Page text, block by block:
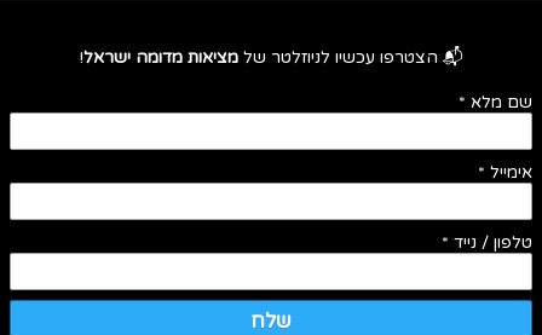
📬 הצטרפו עכשיו לניוזלטר של מציאות מדומה ישראל!
שם מלא *
אימייל *
טלפון / נייד *
שלח